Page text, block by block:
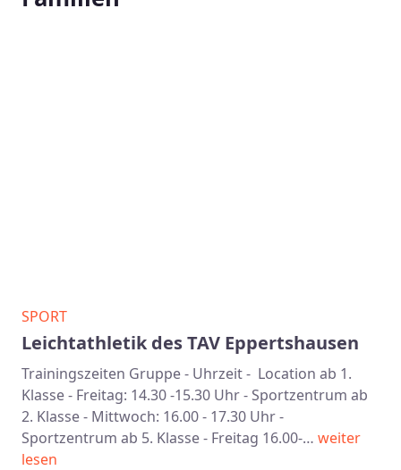
SPORT
Leichtathletik des TAV Eppertshausen
Trainingszeiten Gruppe - Uhrzeit - Location ab 1.
Klasse - Freitag: 14.30 -15.30 Uhr - Sportzentrum ab
2. Klasse - Mittwoch: 16.00 - 17.30 Uhr -
Sportzentrum ab 5. Klasse - Freitag 16.00-… weiter
lesen